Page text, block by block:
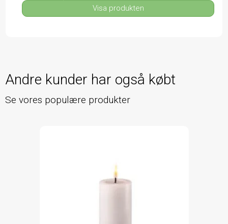
Visa produkten
Andre kunder har også købt
Se vores populære produkter